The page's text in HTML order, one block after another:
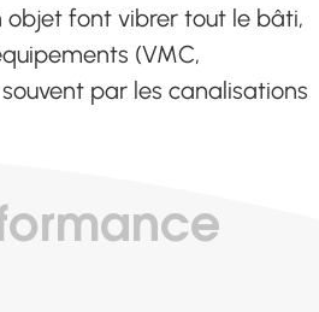
objet font vibrer tout le bâti,
(VMC,
par les canalisations